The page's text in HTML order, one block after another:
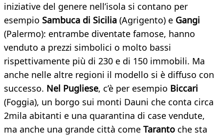
iniziative del genere nell’isola si contano per
esempio Sambuca di Sicilia (Agrigento) e Gangi
(Palermo): entrambe diventate famose, hanno
venduto a prezzi simbolici o molto bassi
rispettivamente più di 230 e di 150 immobili. Ma
anche nelle altre regioni il modello si è diffuso con
successo. Nel Pugliese, c’è per esempio Biccari
(Foggia), un borgo sui monti Dauni che conta circa
2mila abitanti e una quarantina di case vendute,
ma anche una grande città come Taranto che sta